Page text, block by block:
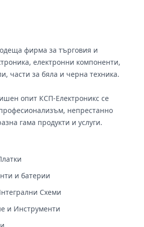
фирма за търговия и
електронни компоненти,
части за бяла и черна техника.
опит КСП-Електроникс се
непрестанно
гама продукти и услуги.
и батерии
Схеми
и Инструменти